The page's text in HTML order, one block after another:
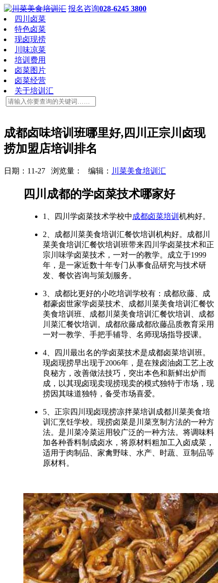
报名咨询028-6245 3800
四川卤菜
特色卤菜
现卤现捞
川味凉菜
培训费用
卤菜图片
卤菜经营
关于培训汇
成都卤味培训班哪里好,四川正宗川卤现
捞加盟店培训排名
日期：11-27 浏览量： 编辑： 川菜美食培训汇
四川成都的学卤菜技术哪家好
1、四川学卤菜技术学校中 成都卤菜培训 机构好。
2、成都川菜美食培训汇餐饮培训机构好。成都川
菜美食培训汇餐饮培训班带来四川学卤菜技术和正
宗川味学卤菜技术，一对一的教学。成立于1999
年，是一家近数十年专门从事食品研究与技术研
发、餐饮咨询与策划服务。
3、成都比更好的小吃培训学校有：成都欣藤、成
都豪卤世家学卤菜技术、成都川菜美食培训汇餐饮
美食培训班、成都川菜美食培训汇餐饮培训、成都
川菜汇餐饮培训。成都欣藤成都欣藤品质教育采用
一对一教学、手把手辅导、名师现场指导授课。
4、四川最出名的学卤菜技术是成都卤菜培训班。
现卤现捞早出现于2006年，是在辣卤油卤工艺上改
良秘方，改善做法技巧，突出本色和新鲜出炉而
成，以其现卤现卖现捞现卖的模式独特于市场，现
捞因其味道独特，备受市场喜爱。
5、正宗四川现卤现捞凉拌菜培训成都川菜美食培
训汇烹饪学校。现捞卤菜是川菜烹制方法的一种方
法。是川菜冷菜运用较广泛的一种方法。将调味料
加各种香料制成卤水，将原材料粗加工入卤成菜，
适用于肉制品、家禽野味、水产、时蔬、豆制品等
原材料。